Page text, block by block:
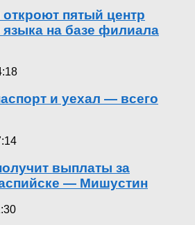
пятый центр
языка на базе филиала
и уехал — всего
выплаты за
— Мишустин